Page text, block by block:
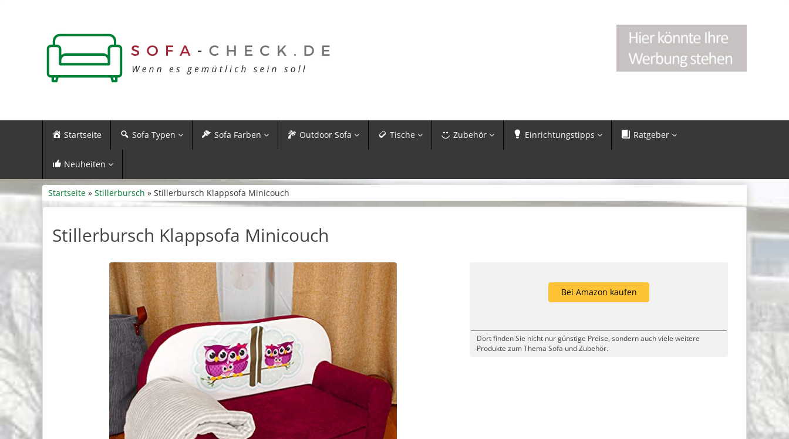
Startseite Sofa Typen Sofa Farben Outdoor Sofa Tische Zubehör Einrichtungstipps Ratgeber
Neuheiten
Startseite » Stillerbursch » Stillerbursch Klappsofa Minicouch
Stillerbursch Klappsofa Minicouch
Bei Amazon kaufen
Dort finden Sie nicht nur günstige Preise, sondern auch viele weitere
Produkte zum Thema Sofa und Zubehör.